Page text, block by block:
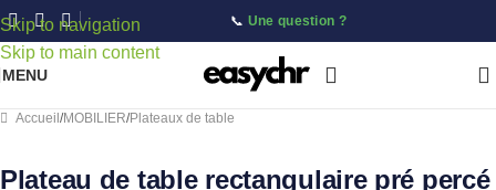
Skip to navigation
Skip to main content
📞 Une question ?
MENU
Accueil /MOBILIER/Plateaux de table
Plateau de table rectangulaire pré percé